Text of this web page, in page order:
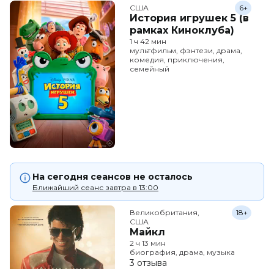
США
История игрушек 5 (в
рамках Киноклуба)
6+
1 ч 42 мин
мультфильм, фэнтези, драма,
комедия, приключения,
семейный
На сегодня сеансов не осталось
Ближайший сеанс завтра в 13:00
Великобритания,
США
Майкл
18+
2 ч 13 мин
биография, драма, музыка
3 отзыва